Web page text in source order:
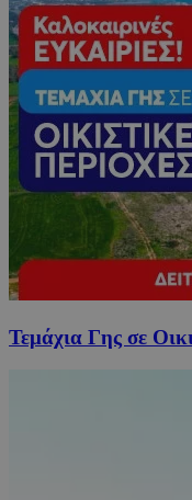
Τεμάχια Γης σε